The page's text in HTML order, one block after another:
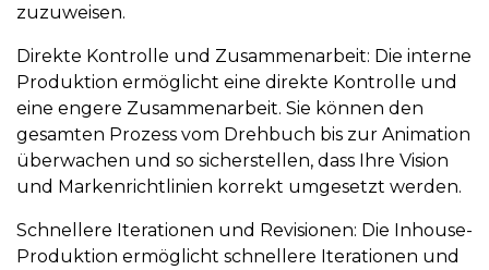
zuzuweisen.
Direkte Kontrolle und Zusammenarbeit: Die interne
Produktion ermöglicht eine direkte Kontrolle und
eine engere Zusammenarbeit. Sie können den
gesamten Prozess vom Drehbuch bis zur Animation
überwachen und so sicherstellen, dass Ihre Vision
und Markenrichtlinien korrekt umgesetzt werden.
Schnellere Iterationen und Revisionen: Die Inhouse-
Produktion ermöglicht schnellere Iterationen und